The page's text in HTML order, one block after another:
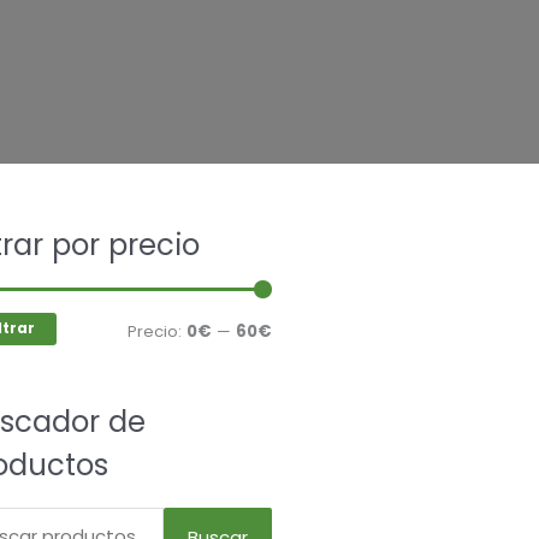
por precio
Precio: 0€ — 60€
de